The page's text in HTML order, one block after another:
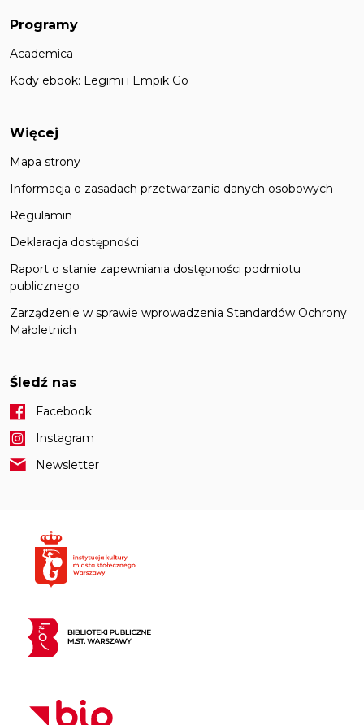
Programy
Academica
Kody ebook: Legimi i Empik Go
Więcej
Mapa strony
Informacja o zasadach przetwarzania danych osobowych
Regulamin
Deklaracja dostępności
Raport o stanie zapewniania dostępności podmiotu
publicznego
Zarządzenie w sprawie wprowadzenia Standardów Ochrony
Małoletnich
Śledź nas
Facebook
Instagram
Newsletter